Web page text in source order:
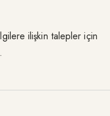
ilişkin talepler için